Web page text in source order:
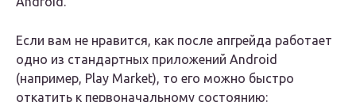
Если вам не нравится, как после апгрейда работает
одно из стандартных приложений Android
(например, Play Market), то его можно быстро
откатить к первоначальному состоянию: